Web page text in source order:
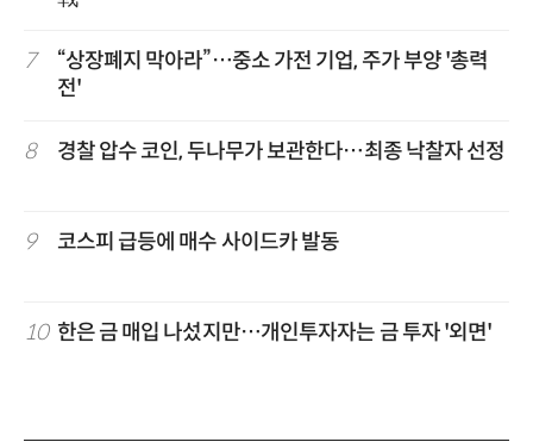
7
“상장폐지 막아라”…중소 가전 기업, 주가 부양 '총력
전'
8 경찰 압수 코인, 두나무가 보관한다…최종 낙찰자 선정
9 코스피 급등에 매수 사이드카 발동
10 한은 금 매입 나섰지만…개인투자자는 금 투자 '외면'